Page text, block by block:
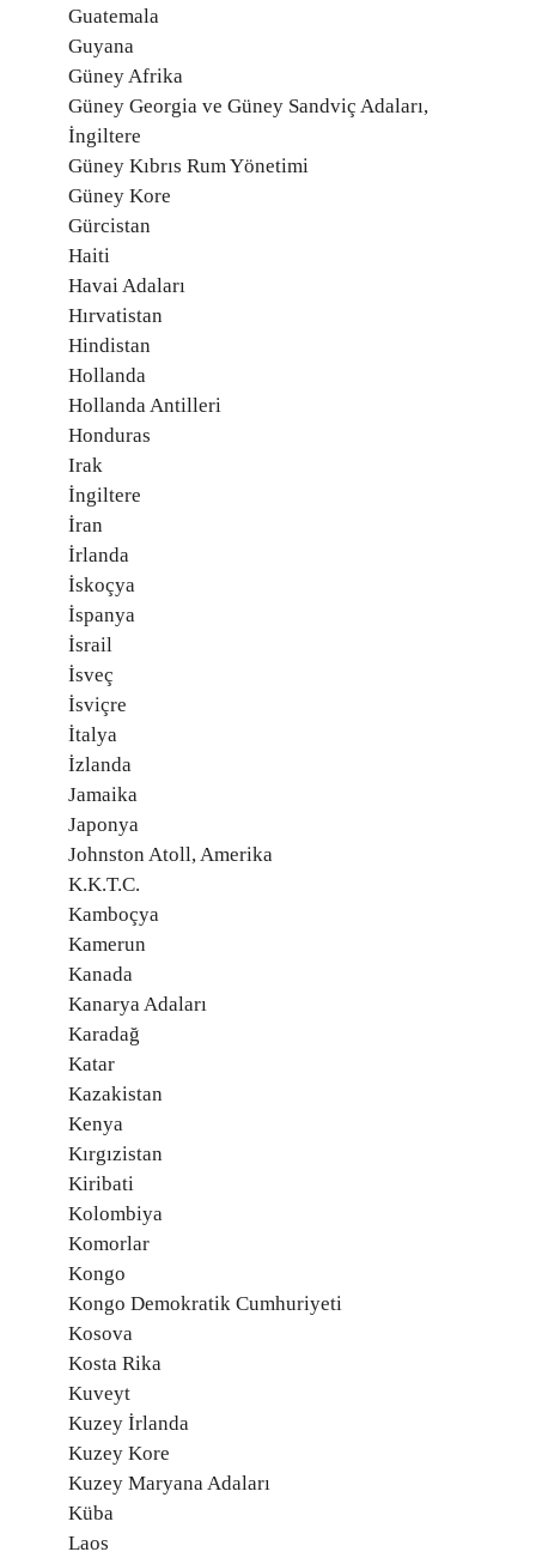
Guatemala
Guyana
Güney Afrika
Güney Georgia ve Güney Sandviç Adaları,
İngiltere
Güney Kıbrıs Rum Yönetimi
Güney Kore
Gürcistan
Haiti
Havai Adaları
Hırvatistan
Hindistan
Hollanda
Hollanda Antilleri
Honduras
Irak
İngiltere
İran
İrlanda
İskoçya
İspanya
İsrail
İsveç
İsviçre
İtalya
İzlanda
Jamaika
Japonya
Johnston Atoll, Amerika
K.K.T.C.
Kamboçya
Kamerun
Kanada
Kanarya Adaları
Karadağ
Katar
Kazakistan
Kenya
Kırgızistan
Kiribati
Kolombiya
Komorlar
Kongo
Kongo Demokratik Cumhuriyeti
Kosova
Kosta Rika
Kuveyt
Kuzey İrlanda
Kuzey Kore
Kuzey Maryana Adaları
Küba
Laos